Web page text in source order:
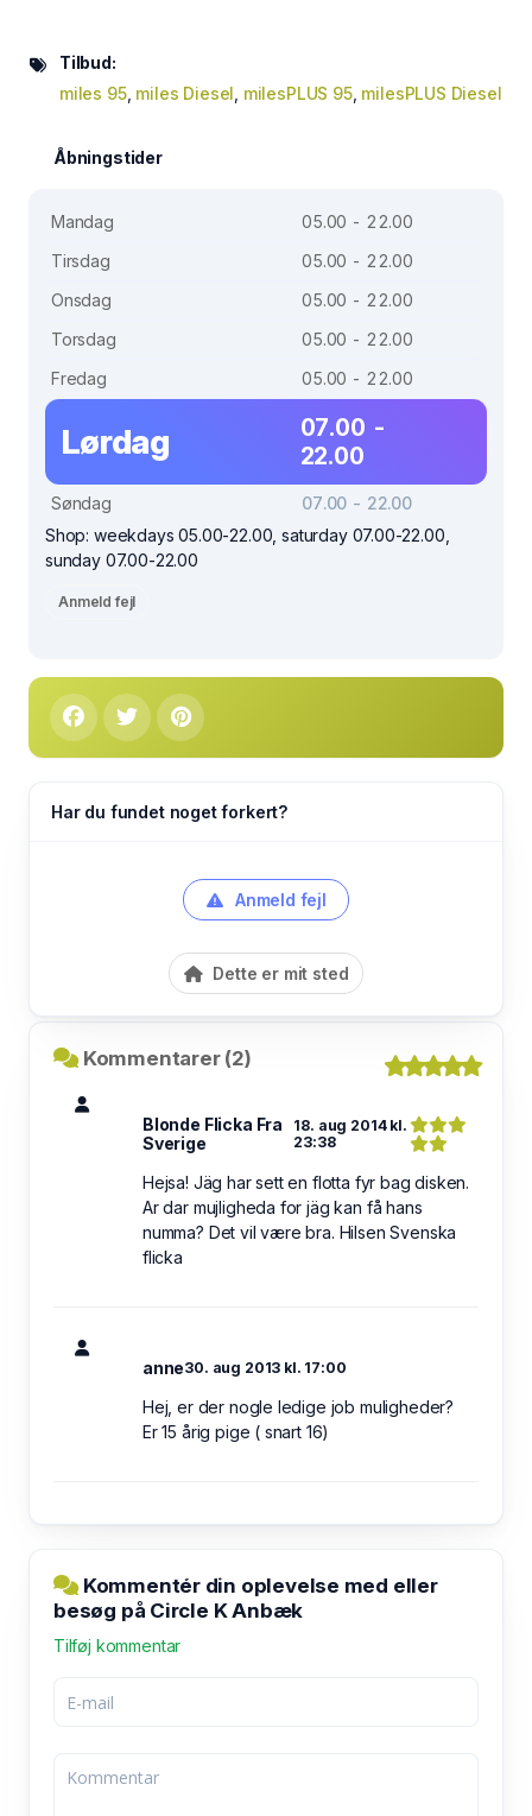
Tilbud:
miles 95, miles Diesel milesPLUS 95, milesPLUS Diesel
Åbningstider
Mandag
05.00 - 22.00
Tirsdag
05.00 - 22.00
Onsdag
05.00 - 22.00
Torsdag
05.00 - 22.00
Fredag
05.00 - 22.00
Lørdag
07.00 -
22.00
Søndag
07.00 - 22.00
Shop: weekdays 05.00-22.00, saturday 07.00-22.00,
sunday 07.00-22.00
Anmeld fejl
Har du fundet noget forkert?
Anmeld fejl
Dette er mit sted
Kommentarer (2)
Blonde Flicka Fra
Sverige
18. aug 2014 kl.
23:38
Hejsa! Jäg har sett en flotta fyr bag disken.
Ar dar mujligheda for jäg kan få hans
numma? Det vil være bra. Hilsen Svenska
flicka
anne30. aug 2013 kl. 17:00
Hej, er der nogle ledige job muligheder?
Er 15 årig pige ( snart 16)
Kommentér din oplevelse med eller
besøg på Circle K Anbæk
Tilføj kommentar